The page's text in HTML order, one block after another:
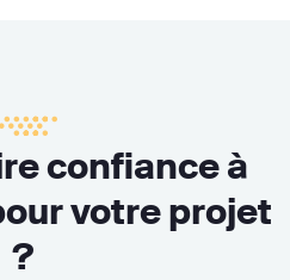
confiance à
votre projet
?